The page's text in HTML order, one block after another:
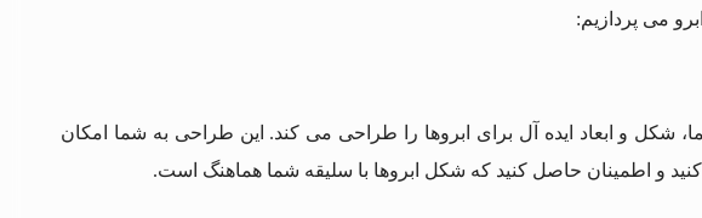
می پردازیم:
شکل و ابعاد ایده آل برای ابروها را طراحی می کند. این طراحی به شما امکان
کنید و اطمینان حاصل کنید که شکل ابروها با سلیقه شما هماهنگ است.